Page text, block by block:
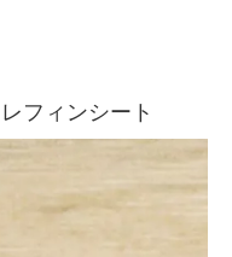
フィンシート